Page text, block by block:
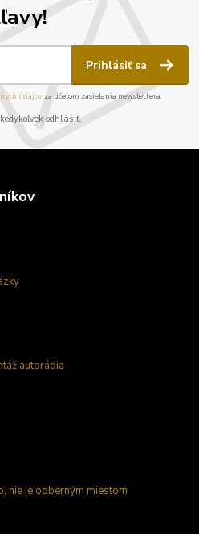
Prihlásiť sa
údajov za účelom zasielania newslettera.
odhlásiť.
autorádia
nie je odberným miestom